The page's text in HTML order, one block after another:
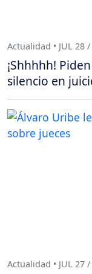
Actualidad • JUL 28
¡Shhhhh!
silencio en
Actualidad • JUL 27